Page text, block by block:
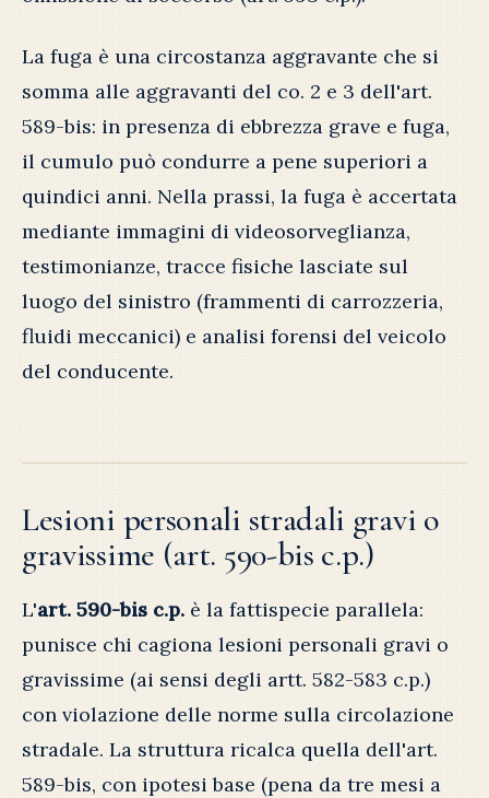
La fuga è una circostanza aggravante che si
somma alle aggravanti del co. 2 e 3 dell'art.
589-bis: in presenza di ebbrezza grave e fuga,
il cumulo può condurre a pene superiori a
quindici anni. Nella prassi, la fuga è accertata
mediante immagini di videosorveglianza,
testimonianze, tracce fisiche lasciate sul
luogo del sinistro (frammenti di carrozzeria,
fluidi meccanici) e analisi forensi del veicolo
del conducente.
Lesioni personali stradali gravi o
gravissime (art. 590-bis c.p.)
L'art. 590-bis c.p. è la fattispecie parallela:
punisce chi cagiona lesioni personali gravi o
gravissime (ai sensi degli artt. 582-583 c.p.)
con violazione delle norme sulla circolazione
stradale. La struttura ricalca quella dell'art.
589-bis, con ipotesi base (pena da tre mesi a